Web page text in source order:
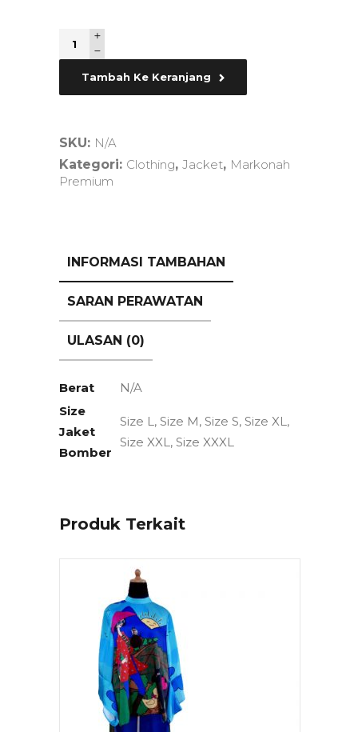
Quantity
Tambah Ke Keranjang
SKU: N/A
Kategori: Clothing, Jacket, Markonah
Premium
INFORMASI TAMBAHAN
SARAN PERAWATAN
ULASAN (0)
Berat
N/A
Size
Jaket
Bomber
Size L, Size M, Size S, Size XL,
Size XXL, Size XXXL
Produk Terkait